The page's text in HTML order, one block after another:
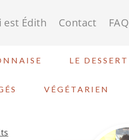
est Édith Contact FAQ
LE DESSERT
VÉGÉTARIEN